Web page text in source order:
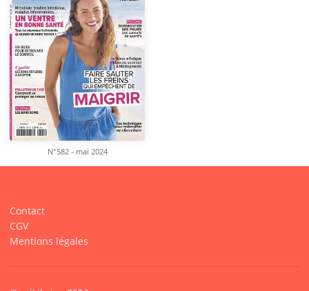
N°582 - mai 2024
Contact
CGV
Mentions légales